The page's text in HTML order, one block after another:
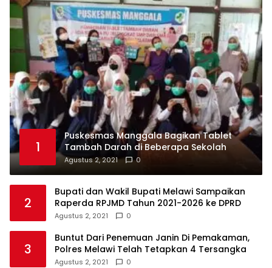
1
Puskesmas Manggala Bagikan Tablet
Tambah Darah di Beberapa Sekolah
Agustus 2, 2021 0
2
Bupati dan Wakil Bupati Melawi Sampaikan
Raperda RPJMD Tahun 2021-2026 ke DPRD
Agustus 2, 2021 0
3
Buntut Dari Penemuan Janin Di Pemakaman,
Polres Melawi Telah Tetapkan 4 Tersangka
Agustus 2, 2021 0